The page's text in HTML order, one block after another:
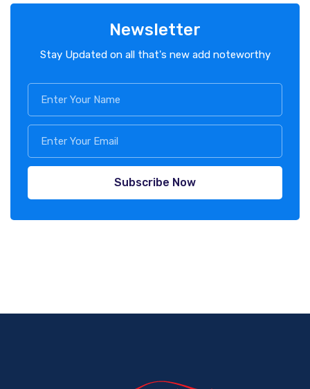
Newsletter
Stay Updated on all that's new add noteworthy
Subscribe Now